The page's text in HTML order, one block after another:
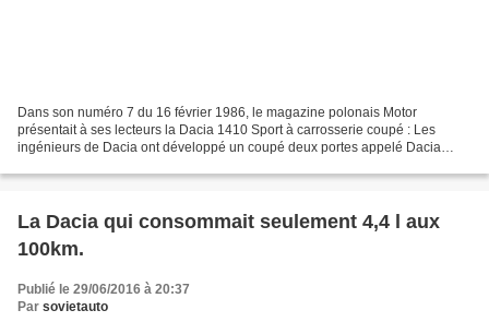
Dans son numéro 7 du 16 février 1986, le magazine polonais Motor
présentait à ses lecteurs la Dacia 1410 Sport à carrosserie coupé : Les
ingénieurs de Dacia ont développé un coupé deux portes appelé Dacia
La Dacia qui consommait seulement 4,4 l aux
100km.
Publié le 29/06/2016 à 20:37
Par sovietauto